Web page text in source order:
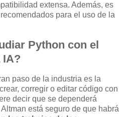
extensa. Además, es
para el uso de la
Python con el
IA?
paso de la industria es la
corregir o editar código con
decir que se dependerá
está seguro de que habrá